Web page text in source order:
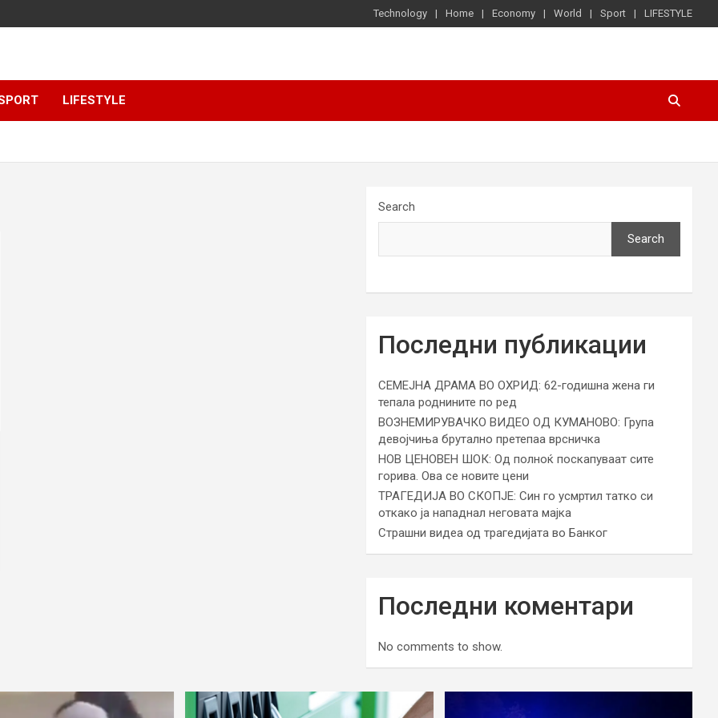
Technology Home Economy World Sport LIFESTYLE
LIFESTYLE
Search
Search
Последни публикации
СЕМЕЈНА ДРАМА ВО ОХРИД: 62-годишна жена ги
тепала роднините по ред
ВОЗНЕМИРУВАЧКО ВИДЕО ОД КУМАНОВО: Група
девојчиња брутално претепаа врсничка
НОВ ЦЕНОВЕН ШОК: Од полноќ поскапуваат сите
горива. Ова се новите цени
ТРАГЕДИЈА ВО СКОПЈЕ: Син го усмртил татко си
откако ја нападнал неговата мајка
Страшни видеа од трагедијата во Банког
Последни коментари
No comments to show.